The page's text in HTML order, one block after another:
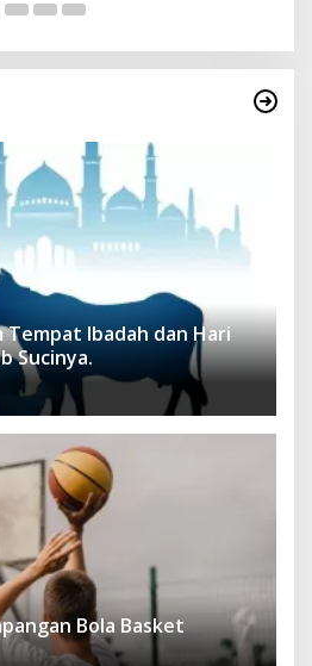
Tempat Ibadah dan Hari
Sucinya.
Bola Basket